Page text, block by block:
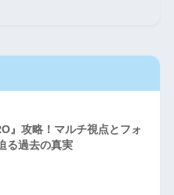
』攻略！マルチ視点とフォ
る過去の真実